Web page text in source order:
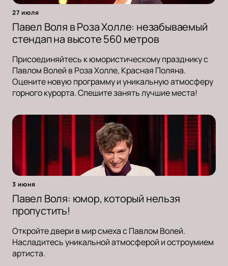
27 июля
Павел Воля в Роза Холле: незабываемый
стендап на высоте 560 метров
Присоединяйтесь к юмористическому празднику с
Павлом Волей в Роза Холле, Красная Поляна.
Оцените новую программу и уникальную атмосферу
горного курорта. Спешите занять лучшие места!
3 июня
Павел Воля: юмор, который нельзя
пропустить!
Откройте двери в мир смеха с Павлом Волей.
Насладитесь уникальной атмосферой и остроумием
артиста.